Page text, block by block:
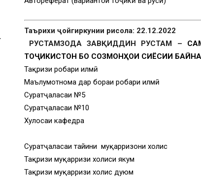
Таърихи ҷойгиркунии рисола: 22.12.2022
РУСТАМЗОДА ЗАВҚИДДИН РУСТАМ –
ТОҶИКИСТОН БО СОЗМОНҲОИ СИЁСИИ
Тақризи роҳбари илмӣ
Маълумотнома дар бораи роҳбари илмӣ
Суратҷаласаи №5
Суратҷаласаи №10
Хулосаи кафедра
Суратҷаласаи тайини муқарризони холис
Тақризи муқарризи холиси якум
Тақризи муқарризи холис дуюм